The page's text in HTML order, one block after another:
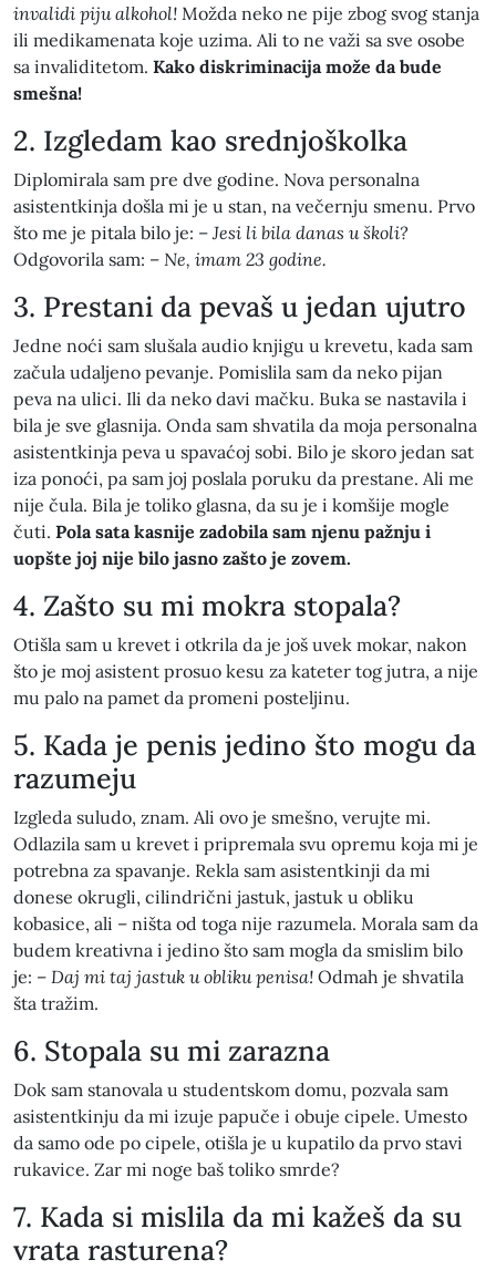
invalidi piju alkohol! Možda neko ne pije zbog svog stanja
ili medikamenata koje uzima. Ali to ne važi sa sve osobe
sa invaliditetom. Kako diskriminacija može da bude
smešna!
2. Izgledam kao srednjoškolka
Diplomirala sam pre dve godine. Nova personalna
asistentkinja došla mi je u stan, na večernju smenu. Prvo
što me je pitala bilo je: – Jesi li bila danas u školi?
Odgovorila sam: – Ne, imam 23 godine.
3. Prestani da pevaš u jedan ujutro
Jedne noći sam slušala audio knjigu u krevetu, kada sam
začula udaljeno pevanje. Pomislila sam da neko pijan
peva na ulici. Ili da neko davi mačku. Buka se nastavila i
bila je sve glasnija. Onda sam shvatila da moja personalna
asistentkinja peva u spavaćoj sobi. Bilo je skoro jedan sat
iza ponoći, pa sam joj poslala poruku da prestane. Ali me
nije čula. Bila je toliko glasna, da su je i komšije mogle
čuti. Pola sata kasnije zadobila sam njenu pažnju i
uopšte joj nije bilo jasno zašto je zovem.
4. Zašto su mi mokra stopala?
Otišla sam u krevet i otkrila da je još uvek mokar, nakon
što je moj asistent prosuo kesu za kateter tog jutra, a nije
mu palo na pamet da promeni posteljinu.
5. Kada je penis jedino što mogu da
razumeju
Izgleda suludo, znam. Ali ovo je smešno, verujte mi.
Odlazila sam u krevet i pripremala svu opremu koja mi je
potrebna za spavanje. Rekla sam asistentkinji da mi
donese okrugli, cilindrični jastuk, jastuk u obliku
kobasice, ali – ništa od toga nije razumela. Morala sam da
budem kreativna i jedino što sam mogla da smislim bilo
je: – Daj mi taj jastuk u obliku penisa! Odmah je shvatila
šta tražim.
6. Stopala su mi zarazna
Dok sam stanovala u studentskom domu, pozvala sam
asistentkinju da mi izuje papuče i obuje cipele. Umesto
da samo ode po cipele, otišla je u kupatilo da prvo stavi
rukavice. Zar mi noge baš toliko smrde?
7. Kada si mislila da mi kažeš da su
vrata rasturena?